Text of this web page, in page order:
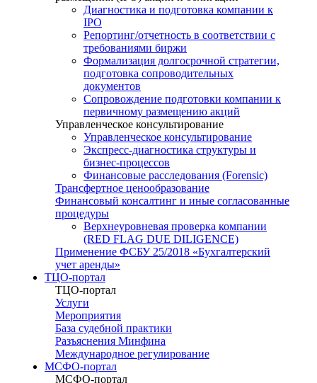
Диагностика и подготовка компании к
IPO
Репортинг/отчетность в соответствии с
требованиями биржи
Формализация долгосрочной стратегии,
подготовка сопроводительных
документов
Сопровождение подготовки компании к
первичному размещению акций
Управленческое консультирование
Управленческое консультирование
Экспресс-диагностика структуры и
бизнес-процессов
Финансовые расследования (Forensic)
Трансфертное ценообразование
Финансовый консалтинг и иные согласованные
процедуры
Верхнеуровневая проверка компании
(RED FLAG DUE DILIGENCE)
Применение ФСБУ 25/2018 «Бухгалтерский
учет аренды»
ТЦО-портал
ТЦО-портал
Услуги
Мероприятия
База судебной практики
Разъяснения Минфина
Международное регулирование
МСФО-портал
МСФО-портал